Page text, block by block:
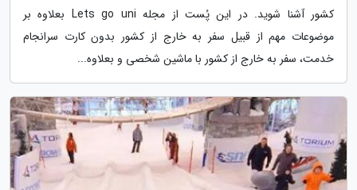
کشور آشنا شوید. در این پُست از مجله Lets go uni بعلاوه بر
موضوعات مهم از قبیل سفر به خارج از کشور بدون کارت سرانجام
خدمت، سفر به خارج از کشور با ماشین شخصی و بعلاوه...